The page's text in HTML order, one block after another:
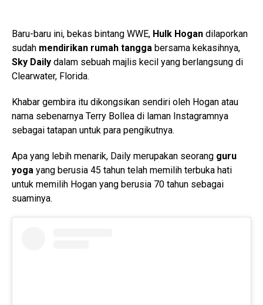
Baru-baru ini, bekas bintang WWE, Hulk Hogan dilaporkan
sudah mendirikan rumah tangga bersama kekasihnya,
Sky Daily dalam sebuah majlis kecil yang berlangsung di
Clearwater, Florida.
Khabar gembira itu dikongsikan sendiri oleh Hogan atau
nama sebenarnya Terry Bollea di laman Instagramnya
sebagai tatapan untuk para pengikutnya.
Apa yang lebih menarik, Daily merupakan seorang guru
yoga yang berusia 45 tahun telah memilih terbuka hati
untuk memilih Hogan yang berusia 70 tahun sebagai
suaminya.